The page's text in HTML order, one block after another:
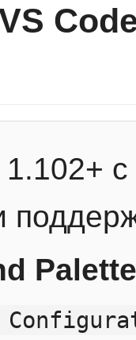
1.102+
Palette